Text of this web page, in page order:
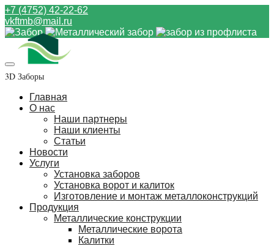
+7 (4752) 42-22-62
vkftmb@mail.ru
3D Заборы
Главная
О нас
Наши партнеры
Наши клиенты
Статьи
Новости
Услуги
Установка заборов
Установка ворот и калиток
Изготовление и монтаж металлоконструкций
Продукция
Металлические конструкции
Металлические ворота
Калитки